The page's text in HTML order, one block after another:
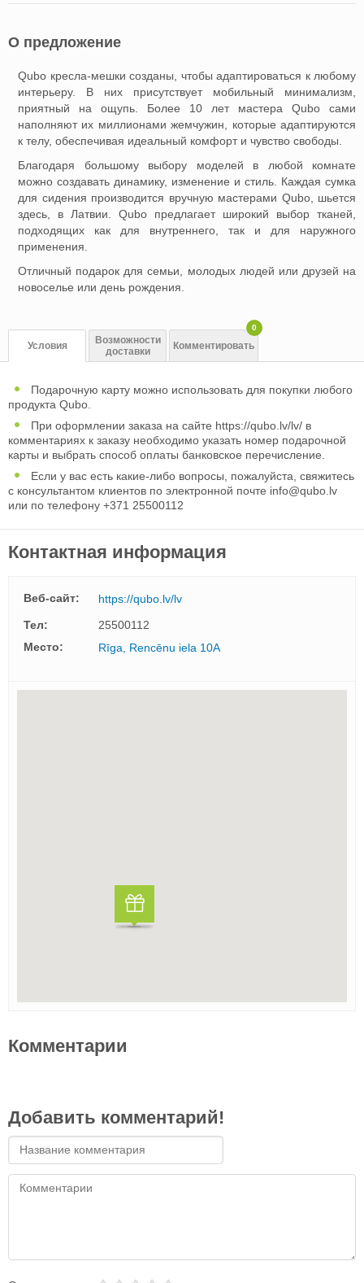
О предложение
Qubo кресла-мешки созданы, чтобы адаптироваться к любому
интерьеру. В них присутствует мобильный минимализм,
приятный на ощупь. Более 10 лет мастера Qubo сами
наполняют их миллионами жемчужин, которые адаптируются
к телу, обеспечивая идеальный комфорт и чувство свободы.
Благодаря большому выбору моделей в любой комнате
можно создавать динамику, изменение и стиль. Каждая сумка
для сидения производится вручную мастерами Qubo, шьется
здесь, в Латвии. Qubo предлагает широкий выбор тканей,
подходящих как для внутреннего, так и для наружного
применения.
Отличный подарок для семьи, молодых людей или друзей на
новоселье или день рождения.
Условия
Возможности
доставки
Комментировать
0
Подарочную карту можно использовать для покупки любого
продукта Qubo.
При оформлении заказа на сайте https://qubo.lv/lv/ в
комментариях к заказу необходимо указать номер подарочной
карты и выбрать способ оплаты банковское перечисление.
Если у вас есть какие-либо вопросы, пожалуйста, свяжитесь
с консультантом клиентов по электронной почте info@qubo.lv
или по телефону +371 25500112
Контактная информация
Веб-сайт:
https://qubo.lv/lv
Тел:
25500112
Mесто:
Rīga, Rencēnu iela 10A
Комментарии
Добавить комментарий!